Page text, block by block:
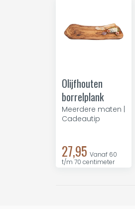
Olijfhouten
borrelplank
Meerdere maten |
Cadeautip
27,95 Vanaf 60
t/m 70 centimeter